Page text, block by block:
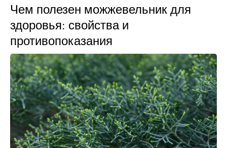
Чем полезен можжевельник для
здоровья: свойства и
противопоказания